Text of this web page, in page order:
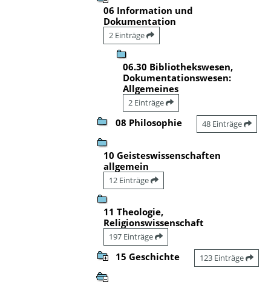
06 Information und
Dokumentation
2 Einträge
06.30 Bibliothekswesen,
Dokumentationswesen:
Allgemeines
2 Einträge
08 Philosophie 48 Einträge
10 Geisteswissenschaften
allgemein
12 Einträge
11 Theologie,
Religionswissenschaft
197 Einträge
15 Geschichte 123 Einträge